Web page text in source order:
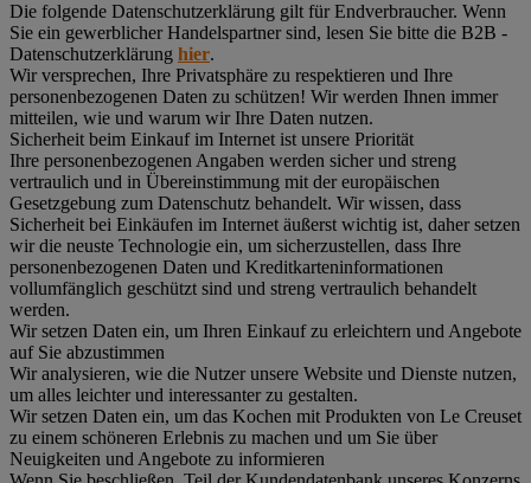
Die folgende Datenschutzerklärung gilt für Endverbraucher. Wenn
Sie ein gewerblicher Handelspartner sind, lesen Sie bitte die B2B -
Datenschutzerklärung hier.
Wir versprechen, Ihre Privatsphäre zu respektieren und Ihre
personenbezogenen Daten zu schützen! Wir werden Ihnen immer
mitteilen, wie und warum wir Ihre Daten nutzen.
Sicherheit beim Einkauf im Internet ist unsere Priorität
Ihre personenbezogenen Angaben werden sicher und streng
vertraulich und in Übereinstimmung mit der europäischen
Gesetzgebung zum Datenschutz behandelt. Wir wissen, dass
Sicherheit bei Einkäufen im Internet äußerst wichtig ist, daher setzen
wir die neuste Technologie ein, um sicherzustellen, dass Ihre
personenbezogenen Daten und Kreditkarteninformationen
vollumfänglich geschützt sind und streng vertraulich behandelt
werden.
Wir setzen Daten ein, um Ihren Einkauf zu erleichtern und Angebote
auf Sie abzustimmen
Wir analysieren, wie die Nutzer unsere Website und Dienste nutzen,
um alles leichter und interessanter zu gestalten.
Wir setzen Daten ein, um das Kochen mit Produkten von Le Creuset
zu einem schöneren Erlebnis zu machen und um Sie über
Neuigkeiten und Angebote zu informieren